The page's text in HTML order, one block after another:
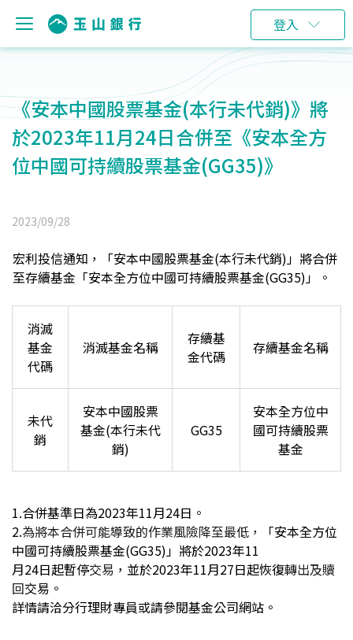
登入
《安本中國股票基金(本行未代銷)》將
於2023年11月24日合併至《安本全方
位中國可持續股票基金(GG35)》
2023/09/28
宏利投信通知，「安本中國股票基金(本行未代銷)」將合併
至存續基金「安本全方位中國可持續股票基金(GG35)」。
消滅
基金
代碼
消滅基金名稱
存續基
金代碼
存續基金名稱
未代
銷
安本中國股票
基金(本行未代
銷)
GG35
安本全方位中
國可持續股票
基金
1.合併基準日為2023年11月24日。
2.為將本合併可能導致的作業風險降至最低，
「安本全方位
中國可持續股票基金(GG35)」將於2023年11
月24日起暫停交易 ，並於2023年11月27日起恢復轉出及贖
回交易。
詳情請洽分行理財專員或請參閱基金公司網站。